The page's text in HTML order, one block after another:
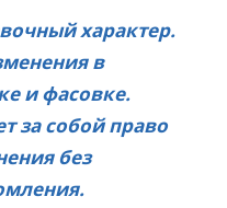
характер.
в
и фасовке.
за собой право
без